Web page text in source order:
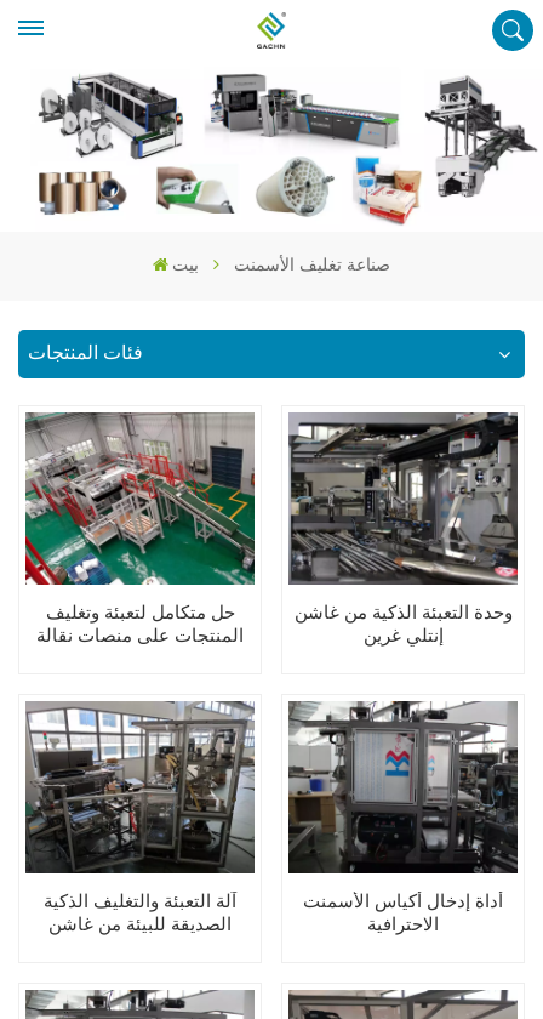
بيت صناعة تغليف الأسمنت
فئات المنتجات
حل متكامل لتعبئة وتغليف
المنتجات على منصات نقالة
وحدة التعبئة الذكية من غاشن
إنتلي غرين
آلة التعبئة والتغليف الذكية
الصديقة للبيئة من غاشن
أداة إدخال أكياس الأسمنت
الاحترافية